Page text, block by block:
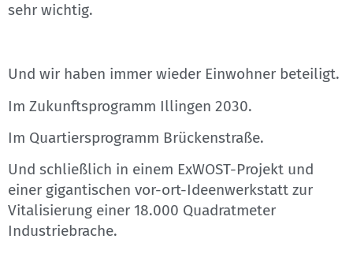
sehr wichtig.
Und wir haben immer wieder Einwohner beteiligt.
Im Zukunftsprogramm Illingen 2030.
Im Quartiersprogramm Brückenstraße.
Und schließlich in einem ExWOST-Projekt und
einer gigantischen vor-ort-Ideenwerkstatt zur
Vitalisierung einer 18.000 Quadratmeter
Industriebrache.